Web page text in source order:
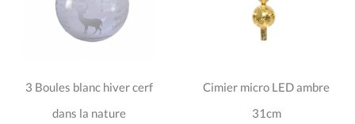
3 Boules blanc hiver cerf
dans la nature
Cimier micro LED ambre
31cm